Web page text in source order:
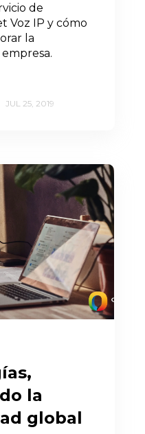
de
Voz IP y cómo
la
JUL 25, 2019
la
global